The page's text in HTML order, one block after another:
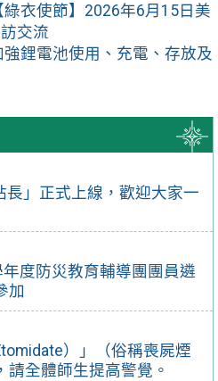
長」正式上線，歡迎大家一
度防災教育輔導團團員遴
加
）」（俗稱喪屍煙
全體師生提高警覺。
綠衣使節】2026年6月15日美
交流
強鋰電池使用、充電、存放及